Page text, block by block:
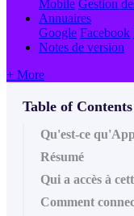
Mobile Gestion
Annuaires
Google Facebook
Notes de version
+ More
Table of Contents
Qu'est-ce
Résumé
Qui a accès à
Comment